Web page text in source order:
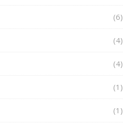
(6)
(4)
(4)
(1)
(1)